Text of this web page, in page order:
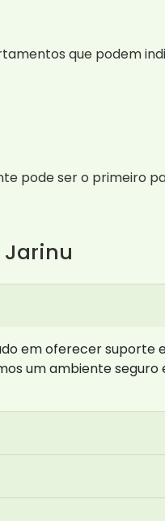
que podem
pode ser o primeiro
em oferecer suporte
um ambiente